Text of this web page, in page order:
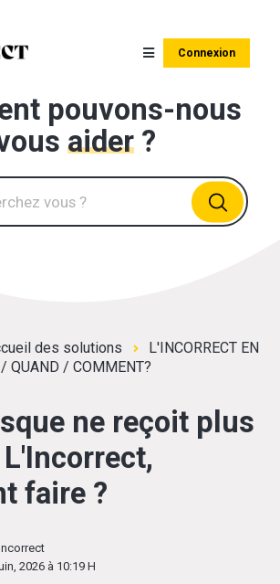
Connexion
pouvons-nous
aider ?
des solutions
L'INCORRECT EN
QUAND / COMMENT?
ne reçoit plus
L'Incorrect,
faire ?
2026 à 10:19 H